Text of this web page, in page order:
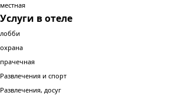
местная
Услуги в отеле
лобби
охрана
прачечная
Развлечения и спорт
Развлечения, досуг